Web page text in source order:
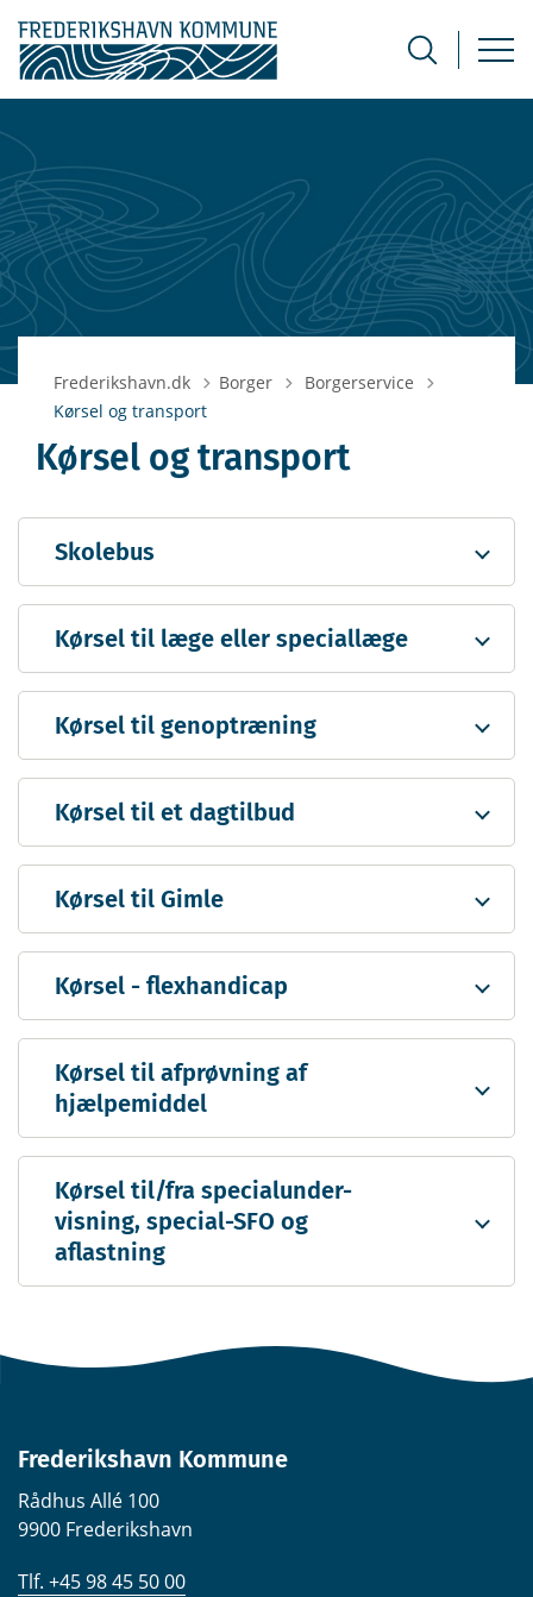
Frederikshavn.dk Borger Tilbage til
Borgerservice
Kørsel og transport
Kørsel og transport
Skolebus
Kørsel til læge eller speciallæge
Kørsel til genoptræning
Kørsel til et dagtilbud
Kørsel til Gimle
Kørsel - flexhandicap
Kørsel til afprøvning af
hjælpemiddel
Kørsel til/fra special­under­
visning, special-SFO og
aflastning
Frederikshavn Kommune
Rådhus Allé 100
9900 Frederikshavn
Tlf. +45 98 45 50 00